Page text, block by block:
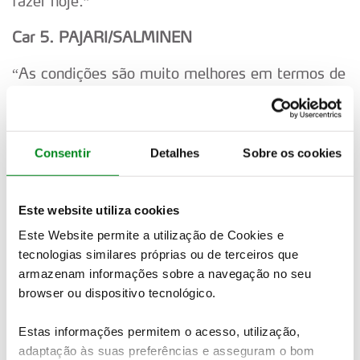
Consentir Detalhes Sobre os cookies
Este website utiliza cookies
Este Website permite a utilização de Cookies e
tecnologias similares próprias ou de terceiros que
armazenam informações sobre a navegação no seu
browser ou dispositivo tecnológico.
Estas informações permitem o acesso, utilização,
adaptação às suas preferências e asseguram o bom
Car 5. PAJARI/SALMINEN
“As condições são muito melhores em termos de
aderência. Fizemos bem em manter um ritmo
Car 13. MUNSTER/LOUKA
passar pelo carro do Fourmaux.”
Car 22. SESKS/FRANCIS
“Há muitas pedras é um verdadeiro desafio.
Dentro do carro parece uma sauna.”
Car 55. MCERLEAN/TREACY